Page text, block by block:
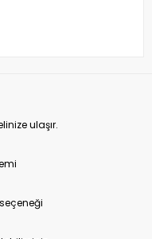
ulaşır.